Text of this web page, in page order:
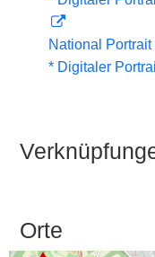
National
* Digitaler
Orte